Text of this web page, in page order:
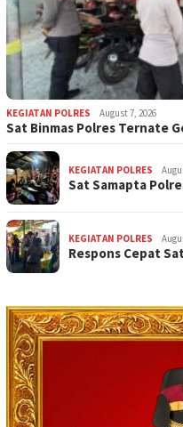
KEGIATAN POLRES August 7, 2026
Sat Binmas Polres Ternate
KEGIATAN POLRES
Sat Samapta
KEGIATAN POLRES
Respons Cepat